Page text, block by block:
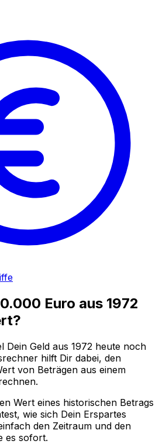
Euro aus 1972
Dein Geld aus 1972 heute noch
hilft Dir dabei, den
von Beträgen aus einem
Wert eines historischen Betrags
wie sich Dein Erspartes
den Zeitraum und den
es sofort.